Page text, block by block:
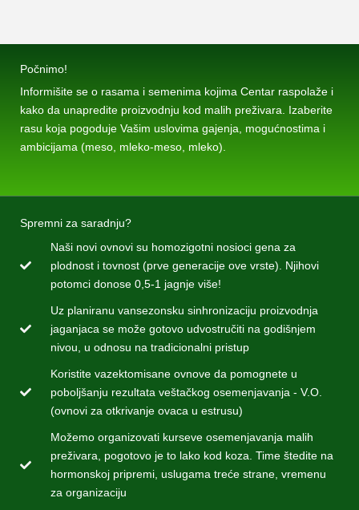
Počnimo!
Informišite se o rasama i semenima kojima Centar raspolaže i
kako da unapredite proizvodnju kod malih preživara. Izaberite
rasu koja pogoduje Vašim uslovima gajenja, mogućnostima i
ambicijama (meso, mleko-meso, mleko).
Spremni za saradnju?
Naši novi ovnovi su homozigotni nosioci gena za
plodnost i tovnost (prve generacije ove vrste). Njihovi
potomci donose 0,5-1 jagnje više!
Uz planiranu vansezonsku sinhronizaciju proizvodnja
jaganjaca se može gotovo udvostručiti na godišnjem
nivou, u odnosu na tradicionalni pristup
Koristite vazektomisane ovnove da pomognete u
poboljšanju rezultata veštačkog osemenjavanja - V.O.
(ovnovi za otkrivanje ovaca u estrusu)
Možemo organizovati kurseve osemenjavanja malih
preživara, pogotovo je to lako kod koza. Time štedite na
hormonskoj pripremi, uslugama treće strane, vremenu
za organizaciju